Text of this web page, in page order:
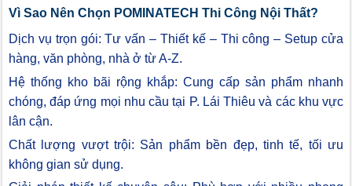
Vì Sao Nên Chọn POMINATECH Thi Công Nội Thất?
Dịch vụ trọn gói: Tư vấn – Thiết kế – Thi công – Setup cửa
hàng, văn phòng, nhà ở từ A-Z.
Hệ thống kho bãi rộng khắp: Cung cấp sản phẩm nhanh
chóng, đáp ứng mọi nhu cầu tại P. Lái Thiêu và các khu vực
lân cận.
Chất lượng vượt trội: Sản phẩm bền đẹp, tinh tế, tối ưu
không gian sử dụng.